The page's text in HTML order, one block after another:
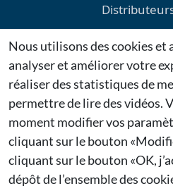
Mentions
Dernières
Citygie confirme sa
2026 à
27/01/
Nous utilisons des cookies et
analyser et améliorer votre
réaliser des statistiques de
permettre de lire des vidéos.
moment modifier vos
cliquant sur le bouton
cliquant sur le bouton «OK,
dépôt de l’ensemble des